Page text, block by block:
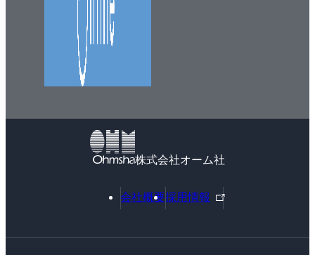
株式会社オーム社
会社概要採用情報
外
部
ン